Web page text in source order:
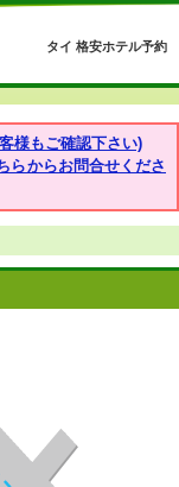
タイ 格安ホテル予約
様もご確認下さい)
らからお問合せくださ